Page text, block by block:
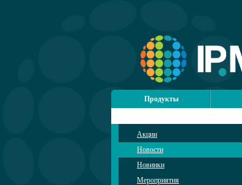
Продукты
Акции
Новости
Новинки
Мероприятия